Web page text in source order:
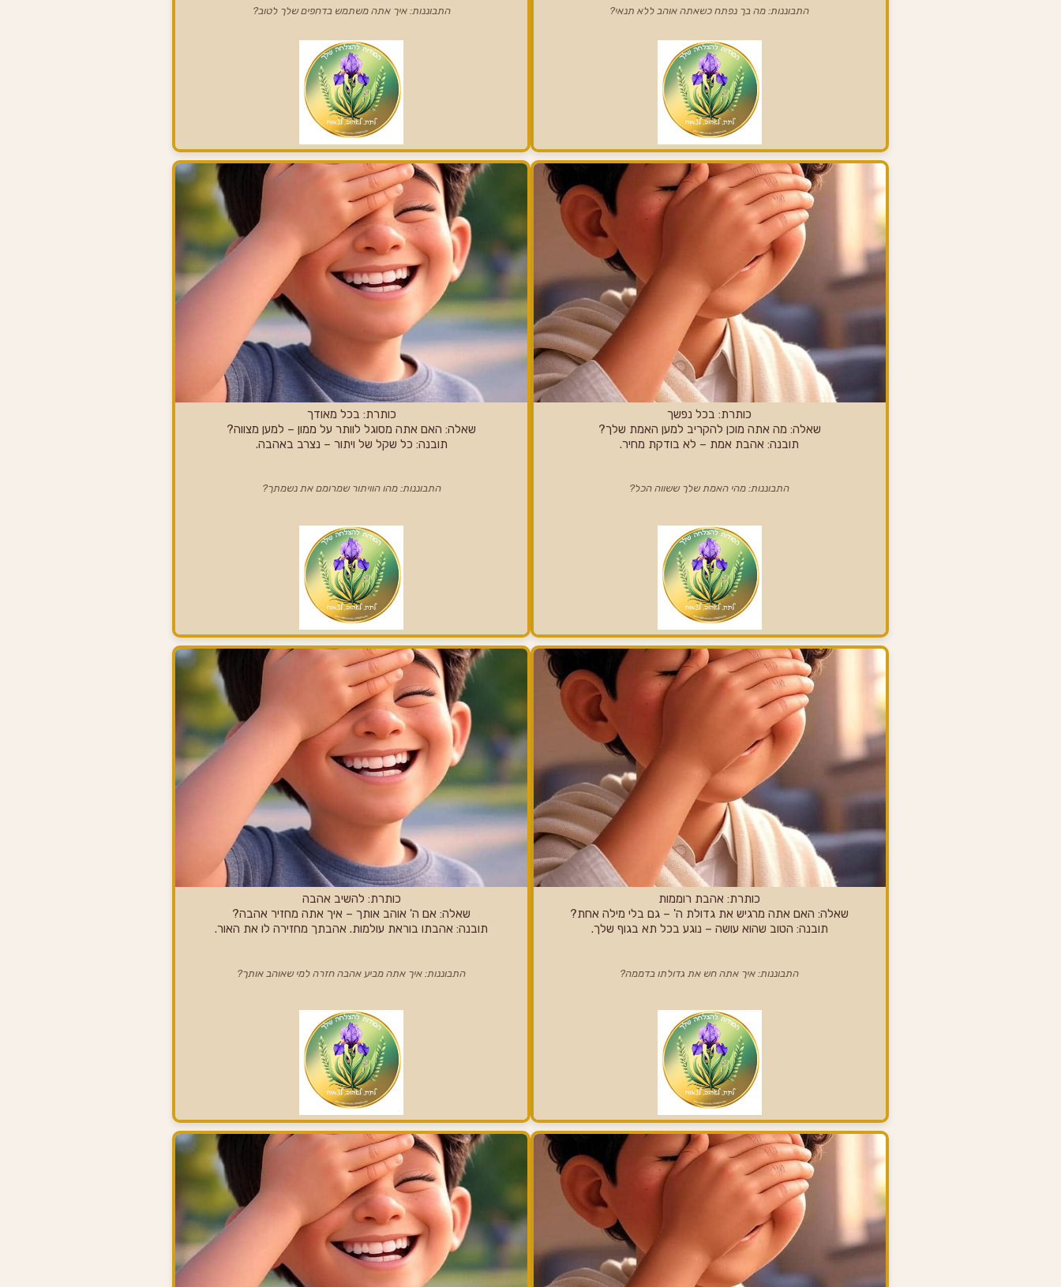
התבוננות: מה בך נפתח כשאתה אוהב ללא תנאי? התבוננות: איך אתה משתמש בדחפים שלך לטוב?
כותרת: בכל נפשך
שאלה: מה אתה מוכן להקריב למען האמת שלך?
תובנה: אהבת אמת – לא בודקת מחיר.
התבוננות: מהי האמת שלך ששווה הכל?
כותרת: בכל מאודך
שאלה: האם אתה מסוגל לוותר על ממון – למען מצווה?
תובנה: כל שקל של ויתור – נצרב באהבה.
התבוננות: מהו הוויתור שמרומם את נשמתך?
כותרת: אהבת רוממות
שאלה: האם אתה מרגיש את גדולת ה' – גם בלי מילה אחת?
תובנה: הטוב שהוא עושה – נוגע בכל תא בגוף שלך.
התבוננות: איך אתה חש את גדולתו בדממה?
כותרת: להשיב אהבה
שאלה: אם ה' אוהב אותך – איך אתה מחזיר אהבה?
תובנה: אהבתו בוראת עולמות. אהבתך מחזירה לו את האור.
התבוננות: איך אתה מביע אהבה חזרה למי שאוהב אותך?